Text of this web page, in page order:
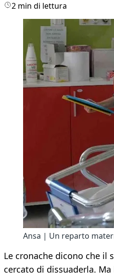
2 min di lettura
Ansa | Un reparto
Le cronache dicono che il
cercato di dissuaderla.